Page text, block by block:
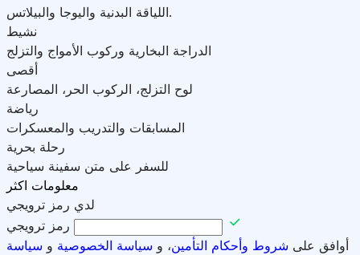
اللياقة البدنية واليوجا والبيلاتس.
نشيط
الدراجة البخارية وركوب الأمواج والتزلج
أقصى
لوح التزلج، الركوب الحر، المصارعة
رياضة
المسابقات والتدريب والمعسكرات
رحلة بحرية
للسفر على متن سفينة سياحية
معلومات اكثر
لدي رمز ترويجي
رمز ترويجي
أوافق على شروط وأحكام التأمين، و سياسة الخصوصية و سياسة